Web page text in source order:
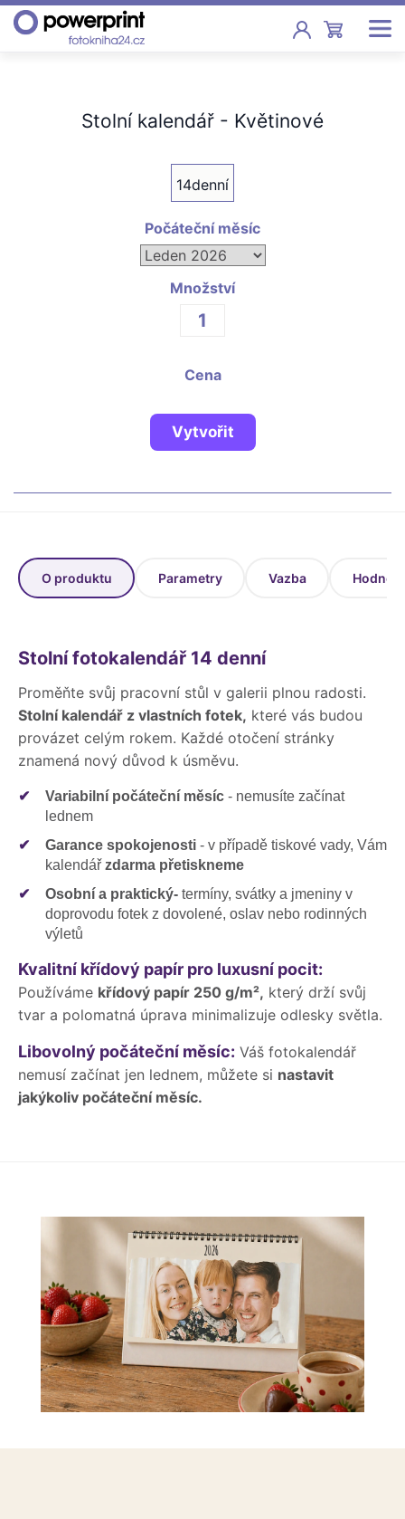
Pevná vazba, sešity, poukazy
Nástěnné, stolní i roční
Tisk fotografií od 2,90 Kč
Stolní kalendář - Květinové
14denní
Počáteční měsíc
Množství
Cena
Vytvořit
O produktu Parametry Vazba
Stolní fotokalendář 14 denní
Proměňte svůj pracovní stůl v galerii plnou radosti.
Stolní kalendář z vlastních fotek, které vás budou
provázet celým rokem. Každé otočení stránky
znamená nový důvod k úsměvu.
✔ Variabilní počáteční měsíc - nemusíte začínat
lednem
✔
Garance spokojenosti - v případě tiskové vady, Vám
kalendář zdarma přetiskneme
✔
Osobní a praktický- termíny, svátky a jmeniny v
doprovodu fotek z dovolené, oslav nebo rodinných
výletů
Kvalitní křídový papír pro luxusní pocit:
Používáme křídový papír 250 g/m², který drží svůj
tvar a polomatná úprava minimalizuje odlesky světla.
Libovolný počáteční měsíc: Váš fotokalendář
nemusí začínat jen lednem, můžete si nastavit
jakýkoliv počáteční měsíc.